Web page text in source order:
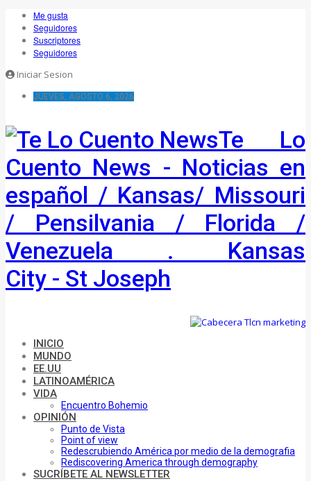
contenidoMe gusta
Seguidores
Suscriptores
Seguidores
Iniciar Sesion
JUEVES, AGOSTO 6, 2026
Te Lo
Cuento News - Noticias en
español / Kansas/ Missouri
/ Pensilvania / Florida /
Venezuela . Kansas
City - St Joseph
INICIO
MUNDO
EE.UU
LATINOAMÉRICA
VIDA
Encuentro Bohemio
OPINIÓN
Punto de Vista
Point of view
Redescrubiendo América por medio de la demografia
Rediscovering America through demography
SUCRÍBETE AL NEWSLETTER